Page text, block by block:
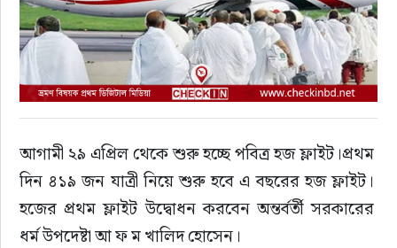
আরও
আগামী ২৯ এপ্রিল থেকে শুরু হচ্ছে পবিত্র হজ ফ্লাইট।প্রথম
দিন ৪১৯ জন যাত্রী নিয়ে শুরু হবে এ বছরের হজ ফ্লাইট।
হজের প্রথম ফ্লাইট উদ্বোধন করবেন অন্তর্বর্তী সরকারের
ধর্ম উপদেষ্টা আ ফ ম খালিদ হোসেন।